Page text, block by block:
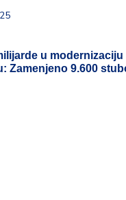
u
Zamenjeno 9.600